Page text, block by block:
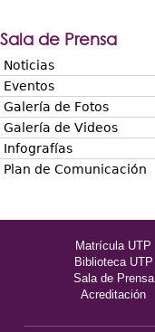
Sala de Prensa
Noticias
Eventos
Galería de Fotos
Galería de Videos
Infografías
Plan de Comunicación
Matrícula UTP
Biblioteca UTP
Sala de Prensa
Acreditación